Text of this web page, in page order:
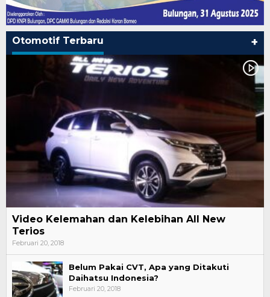
Otomotif Terbaru +
Video Kelemahan dan Kelebihan All New
Terios
Februari 20, 2018
Belum Pakai CVT, Apa yang Ditakuti
Daihatsu Indonesia?
Februari 20, 2018